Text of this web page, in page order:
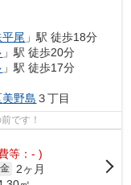
尾 」駅 徒歩18分
」駅 徒歩20分
」駅 徒歩17分
美野島 ３丁目
です！
等：- )
2ヶ月